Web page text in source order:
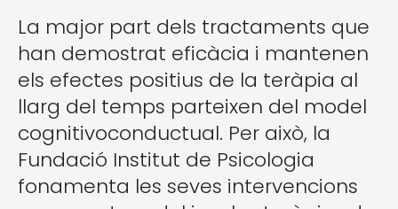
La major part dels tractaments que
han demostrat eficàcia i mantenen
els efectes positius de la teràpia al
llarg del temps parteixen del model
cognitivoconductual. Per això, la
Fundació Institut de Psicologia
fonamenta les seves intervencions